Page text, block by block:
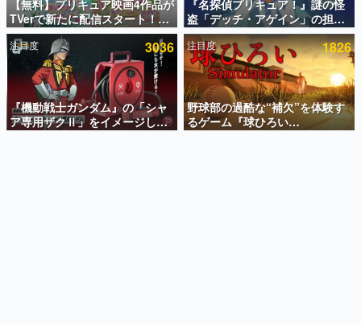
インタビュー
連載・特集一覧
殿堂入り記事
SNS拡散数が数千以上！ ページビュー数万以上！ などな
ど。多くの人々に読まれた、電ファミ渾身の“殿堂入り”記
事をまとめました。
【無料】プリキュア映画4作品が
TVerで新たに配信スタート！な
んと2018年～2024年の映画ほぼ
すべてが見放題に、ぶっちゃけ
ありえないラインナップ
『名探偵プリキュア！』謎の怪
盗「デッチ・アゲイン」の担当
キャストは天﨑滉平さんと判
明。『Re:ゼロから始める異世
界生活』オットー役、『ヒプノ
シスマイク』山田三郎役など
注目度 3036
『機動戦士ガンダム』の「シャ
ア専用ザクⅡ」をイメージした
散水ホースリールが予約開始。
注目度 1826
野球部の過酷な“補欠”を体験す
るゲーム『球ひろい
Simulator』が「1件」のウィッ